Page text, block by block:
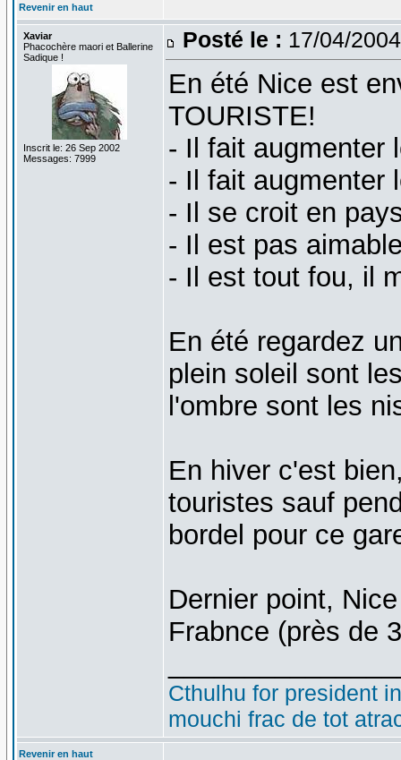
Revenir en haut
Xaviar
Phacochère maori et Ballerine
Sadique !
Inscrit le: 26 Sep 2002
Messages: 7999
Posté le : 17/04/
En été Nice est
TOURISTE!
- Il fait augmenter
- Il fait augmenter
- Il se croit en
- Il est pas
- Il est tout fou, il
En été regardez
plein soleil sont
l'ombre sont les
En hiver c'est
touristes sauf
bordel pour ce
Dernier point,
Frabnce (près de
Cthulhu for president
mouchi frac de tot
Revenir en haut